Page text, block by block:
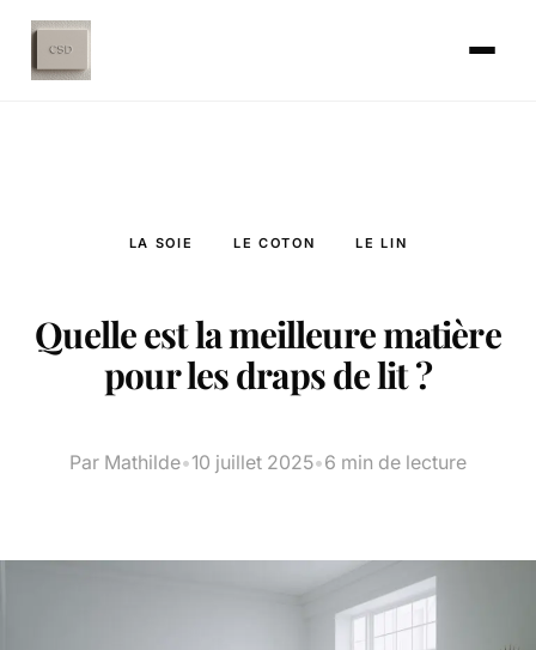
LA SOIE LE COTON LE LIN
Quelle est la meilleure matière
pour les draps de lit ?
Par Mathilde•10 juillet 2025•6 min de lecture